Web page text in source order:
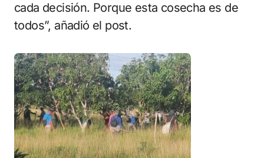
cada decisión. Porque esta cosecha es de
todos”, añadió el post.